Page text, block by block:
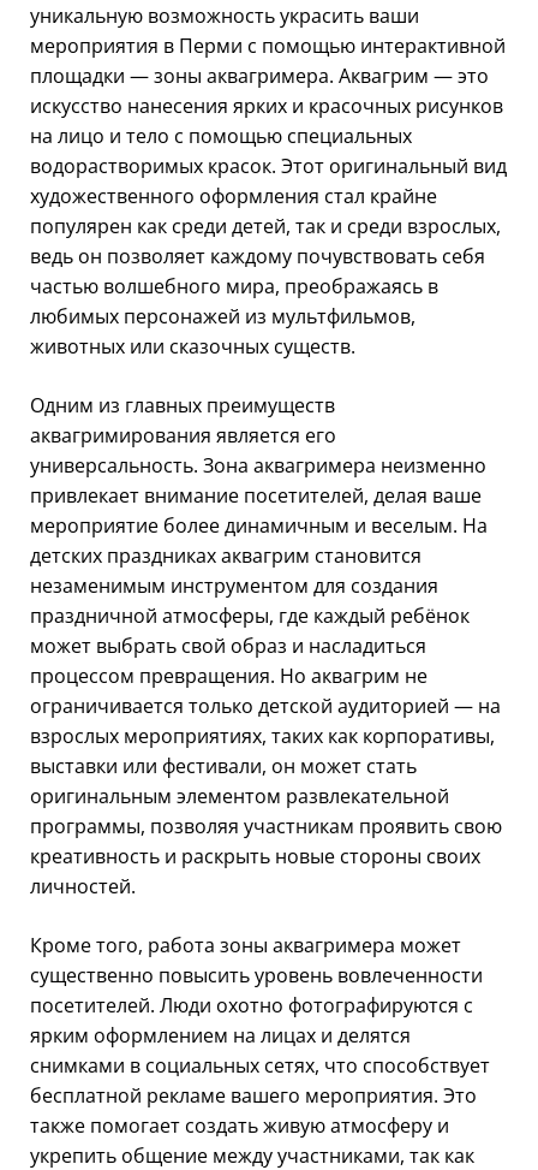
уникальную возможность украсить ваши
мероприятия в Перми с помощью интерактивной
площадки — зоны аквагримера. Аквагрим — это
искусство нанесения ярких и красочных рисунков
на лицо и тело с помощью специальных
водорастворимых красок. Этот оригинальный вид
художественного оформления стал крайне
популярен как среди детей, так и среди взрослых,
ведь он позволяет каждому почувствовать себя
частью волшебного мира, преображаясь в
любимых персонажей из мультфильмов,
животных или сказочных существ.
Одним из главных преимуществ
аквагримирования является его
универсальность. Зона аквагримера неизменно
привлекает внимание посетителей, делая ваше
мероприятие более динамичным и веселым. На
детских праздниках аквагрим становится
незаменимым инструментом для создания
праздничной атмосферы, где каждый ребёнок
может выбрать свой образ и насладиться
процессом превращения. Но аквагрим не
ограничивается только детской аудиторией — на
взрослых мероприятиях, таких как корпоративы,
выставки или фестивали, он может стать
оригинальным элементом развлекательной
программы, позволяя участникам проявить свою
креативность и раскрыть новые стороны своих
личностей.
Кроме того, работа зоны аквагримера может
существенно повысить уровень вовлеченности
посетителей. Люди охотно фотографируются с
ярким оформлением на лицах и делятся
снимками в социальных сетях, что способствует
бесплатной рекламе вашего мероприятия. Это
также помогает создать живую атмосферу и
укрепить общение между участниками, так как